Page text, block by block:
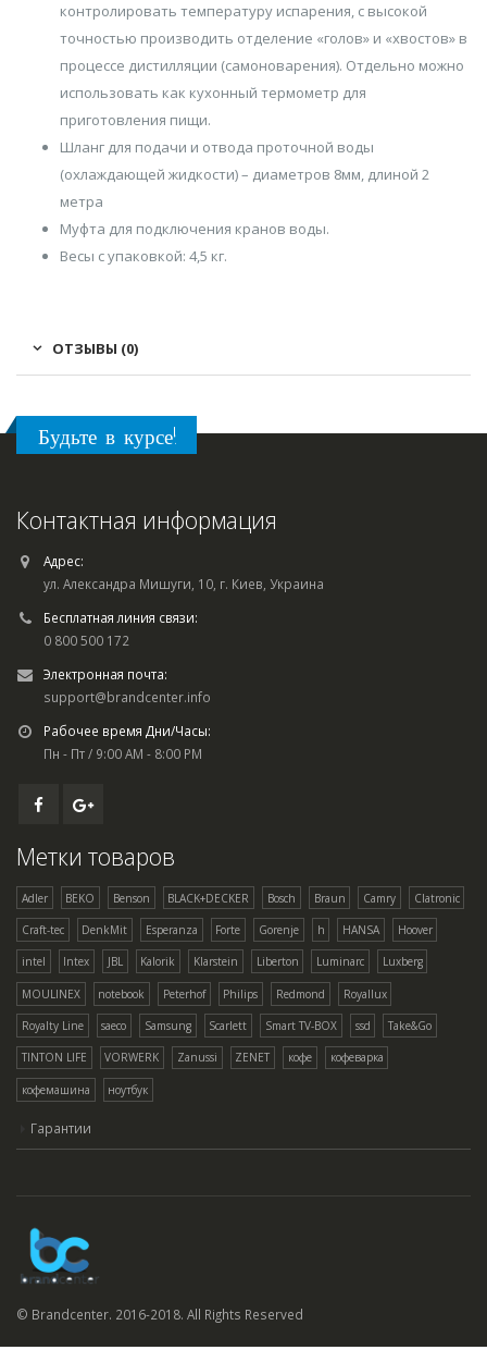
контролировать температуру испарения, с высокой
точностью производить отделение «голов» и «хвостов» в
процессе дистилляции (самоноварения). Отдельно можно
использовать как кухонный термометр для
приготовления пищи.
Шланг для подачи и отвода проточной воды
(охлаждающей жидкости) – диаметров 8мм, длиной 2
метра
Муфта для подключения кранов воды.
Весы с упаковкой: 4,5 кг.
ОТЗЫВЫ (0)
Будьте в курсе!
Контактная информация
Адрес:
ул. Александра Мишуги, 10, г. Киев, Украина
Бесплатная линия связи:
0 800 500 172
Электронная почта:
support@brandcenter.info
Рабочее время Дни/Часы:
Пн - Пт / 9:00 AM - 8:00 PM
Метки товаров
Adler BEKO Benson BLACK+DECKER Bosch Braun Camry Clatronic
Craft-tec DenkMit Esperanza Forte Gorenje h HANSA Hoover
intel Intex JBL Kalorik Klarstein Liberton Luminarc Luxberg
MOULINEX notebook Peterhof Philips Redmond Royallux
Royalty Line saeco Samsung Scarlett Smart TV-BOX ssd Take&Go
TINTON LIFE VORWERK Zanussi ZENET кофе кофеварка
кофемашина ноутбук
Гарантии
© Brandcenter. 2016-2018. All Rights Reserved